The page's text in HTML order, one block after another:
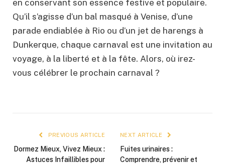
en conservant son essence festive et populaire.
Qu’il s’agisse d’un bal masqué à Venise, d’une
parade endiablée à Rio ou d’un jet de harengs à
Dunkerque, chaque carnaval est une invitation au
voyage, à la liberté et à la fête. Alors, où irez-
vous célébrer le prochain carnaval ?
PREVIOUS ARTICLE
Dormez Mieux, Vivez Mieux :
Astuces Infaillibles pour
NEXT ARTICLE
Fuites urinaires :
Comprendre, prévenir et